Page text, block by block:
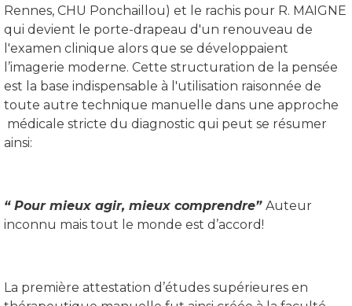
Rennes, CHU Ponchaillou) et le rachis pour R. MAIGNE
qui devient le porte-drapeau d'un renouveau de
l'examen clinique alors que se développaient
l’imagerie moderne. Cette structuration de la pensée
est la base indispensable à l'utilisation raisonnée de
toute autre technique manuelle dans une approche
médicale stricte du diagnostic qui peut se résumer
ainsi:
“ Pour mieux agir, mieux comprendre” Auteur
inconnu mais tout le monde est d’accord!
La première attestation d’études supérieures en